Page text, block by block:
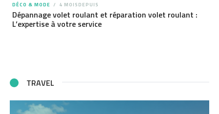
DÉCO & MODE 4 MOISDEPUIS
Dépannage volet roulant et réparation volet roulant :
L’expertise à votre service
TRAVEL